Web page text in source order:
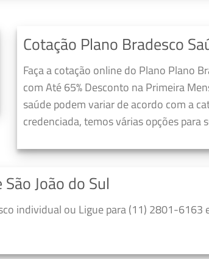
Cotação Plano Bradesco
Faça a cotação online do Plano Plano
com Até 65% Desconto na Primeira
saúde podem variar de acordo com a
credenciada, temos várias opções para
João do Sul
individual ou Ligue para (11) 2801-6163